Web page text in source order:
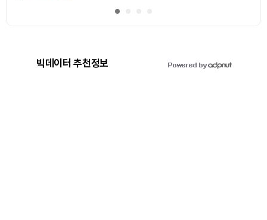
빅데이터 추천정보